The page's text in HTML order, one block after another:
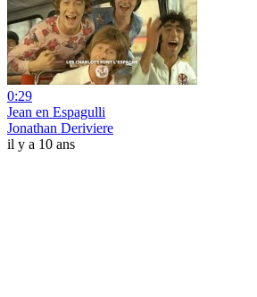
0:29
Jean en Espagulli
Jonathan Deriviere
il y a 10 ans